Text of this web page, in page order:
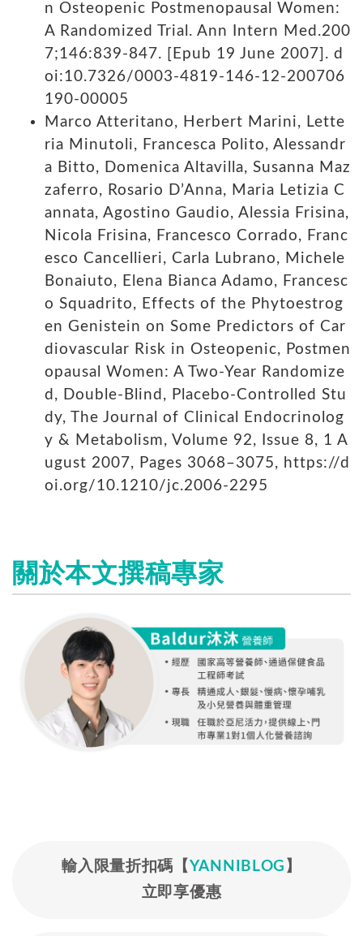
n Osteopenic Postmenopausal Women:
A Randomized Trial. Ann Intern Med.200
7;146:839-847. [Epub 19 June 2007]. d
oi:10.7326/0003-4819-146-12-200706
190-00005
Marco Atteritano, Herbert Marini, Lette
ria Minutoli, Francesca Polito, Alessandr
a Bitto, Domenica Altavilla, Susanna Maz
zaferro, Rosario D’Anna, Maria Letizia C
annata, Agostino Gaudio, Alessia Frisina,
Nicola Frisina, Francesco Corrado, Franc
esco Cancellieri, Carla Lubrano, Michele
Bonaiuto, Elena Bianca Adamo, Francesc
o Squadrito, Effects of the Phytoestrog
en Genistein on Some Predictors of Car
diovascular Risk in Osteopenic, Postmen
opausal Women: A Two-Year Randomize
d, Double-Blind, Placebo-Controlled Stu
dy, The Journal of Clinical Endocrinolog
y & Metabolism, Volume 92, Issue 8, 1 A
ugust 2007, Pages 3068–3075, https://d
oi.org/10.1210/jc.2006-2295
關於本文撰稿專家
輸入限量折扣碼【 YANNIBLOG 】
立即享優惠